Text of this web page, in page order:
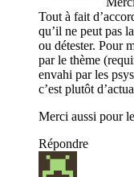
Tout à fait
qu’il ne peut pas
ou détester. Pour
par le thème
envahi par les
c’est plutôt
Merci aussi pour
Répondre